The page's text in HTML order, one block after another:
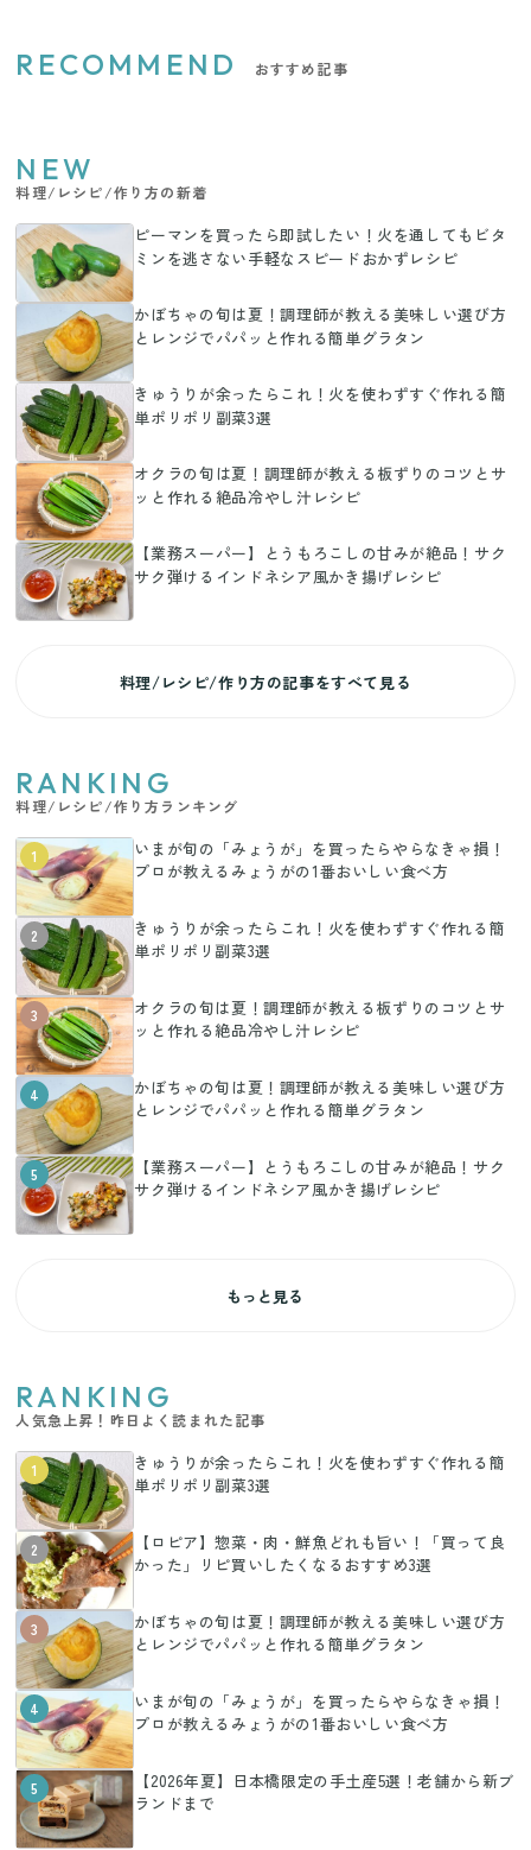
RECOMMEND おすすめ記事
NEW
料理/レシピ/作り方の新着
ピーマンを買ったら即試したい！火を通してもビタ
ミンを逃さない手軽なスピードおかずレシピ
かぼちゃの旬は夏！調理師が教える美味しい選び方
とレンジでパパッと作れる簡単グラタン
きゅうりが余ったらこれ！火を使わずすぐ作れる簡
単ポリポリ副菜3選
オクラの旬は夏！調理師が教える板ずりのコツとサ
ッと作れる絶品冷やし汁レシピ
【業務スーパー】とうもろこしの甘みが絶品！サク
サク弾けるインドネシア風かき揚げレシピ
料理/レシピ/作り方の記事をすべて見る
RANKING
料理/レシピ/作り方ランキング
1
いまが旬の「みょうが」を買ったらやらなきゃ損！
プロが教えるみょうがの1番おいしい食べ方
2
きゅうりが余ったらこれ！火を使わずすぐ作れる簡
単ポリポリ副菜3選
3
オクラの旬は夏！調理師が教える板ずりのコツとサ
ッと作れる絶品冷やし汁レシピ
4
かぼちゃの旬は夏！調理師が教える美味しい選び方
とレンジでパパッと作れる簡単グラタン
5
【業務スーパー】とうもろこしの甘みが絶品！サク
サク弾けるインドネシア風かき揚げレシピ
もっと見る
RANKING
人気急上昇！昨日よく読まれた記事
1
きゅうりが余ったらこれ！火を使わずすぐ作れる簡
単ポリポリ副菜3選
2
【ロピア】惣菜・肉・鮮魚どれも旨い！「買って良
かった」リピ買いしたくなるおすすめ3選
3
かぼちゃの旬は夏！調理師が教える美味しい選び方
とレンジでパパッと作れる簡単グラタン
4
いまが旬の「みょうが」を買ったらやらなきゃ損！
プロが教えるみょうがの1番おいしい食べ方
5
【2026年夏】日本橋限定の手土産5選！老舗から新ブ
ランドまで